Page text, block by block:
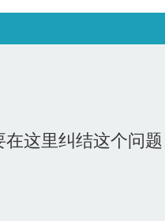
这里纠结这个问